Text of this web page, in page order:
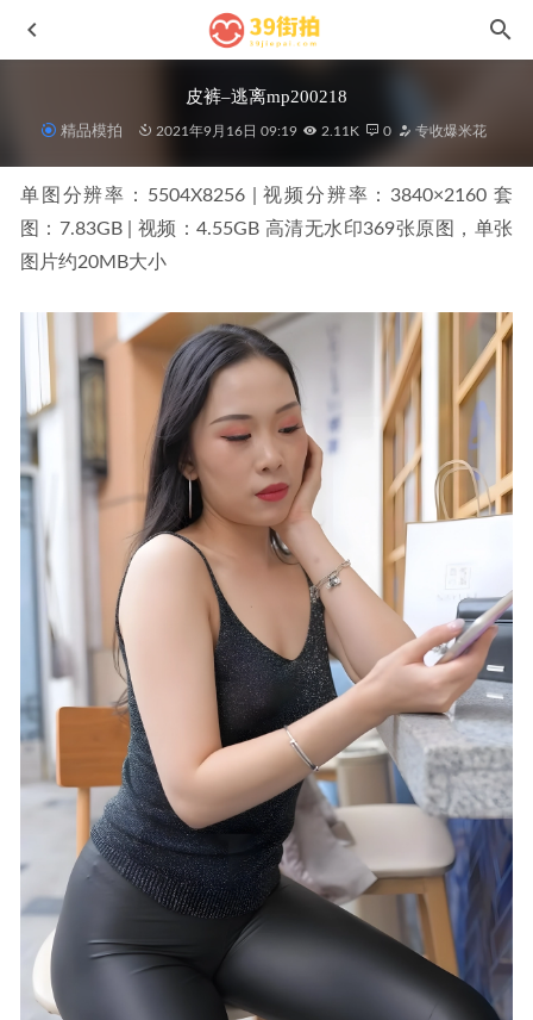
皮裤–逃离mp200218
精品模拍 2021年9月16日 09:19 2.11K 0 专收爆米花
单图分辨率：5504X8256 | 视频分辨率：3840×2160 套
图：7.83GB | 视频：4.55GB 高清无水印369张原图，单张
图片约20MB大小
粉色纱裙小桂圆J9449 2025-10-28
蓝色牛仔热裤,我和冬天有个约会m201206
2021-07-14
小槑猫MF01203 2024-12-29
黑皮包臀裙J10013
2026-03-20